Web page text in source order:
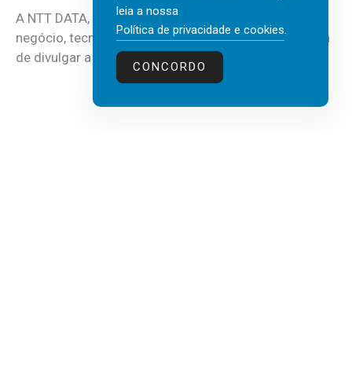
A NTT DATA, consultora global em serviços de
negócio, tecnologia e inteligência artificial (IA), acaba
de divulgar a mais recente...
leia a nossa
Política de privacidade e cookies.
CONCORDO